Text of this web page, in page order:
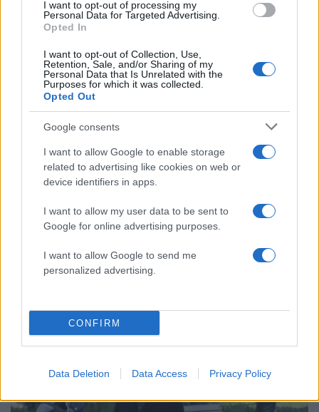
I want to opt-out of processing my
Personal Data for Targeted Advertising.
Opted In
I want to opt-out of Collection, Use,
Retention, Sale, and/or Sharing of my
Personal Data that Is Unrelated with the
Purposes for which it was collected.
Opted Out
Google consents
I want to allow Google to enable storage
related to advertising like cookies on web or
device identifiers in apps.
I want to allow my user data to be sent to
Google for online advertising purposes.
I want to allow Google to send me
personalized advertising.
CONFIRM
Data Deletion Data Access Privacy Policy